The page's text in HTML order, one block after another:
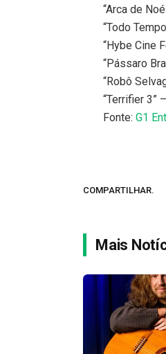
“Arca de
“Todo
“Hybe Cine
“Pássaro
“Robô
“Terrifier 3”
Fonte:G1
COMPARTILHAR.
Mais